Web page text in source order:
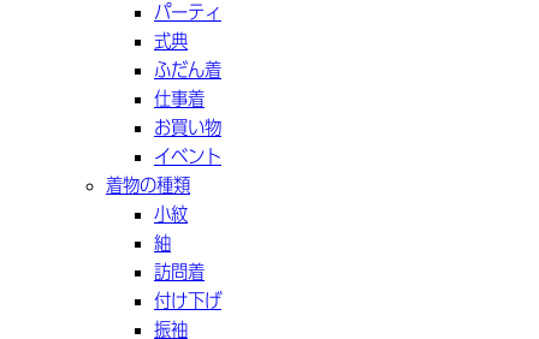
パーティ
式典
ふだん着
仕事着
お買い物
イベント
着物の種類
小紋
紬
訪問着
付け下げ
振袖